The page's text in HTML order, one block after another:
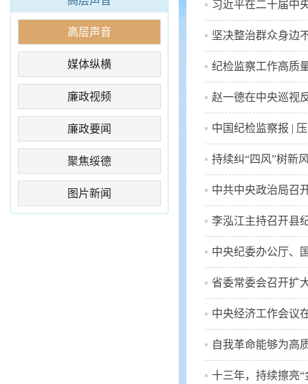
高层声音
媒体纵横
廉政视频
廉政要闻
聚焦绥德
图片新闻
习近平在二十届中
坚决整治群众身边
纪检监察工作高质
赵一德在中央巡视
中国纪检监察报 |
持续纠“四风”树新
中共中央政治局召
李泓江主持召开县
中央纪委办公厅、
省委常委会召开扩
中央经济工作会议
自我革命能够为高
十三年，持续擦亮“